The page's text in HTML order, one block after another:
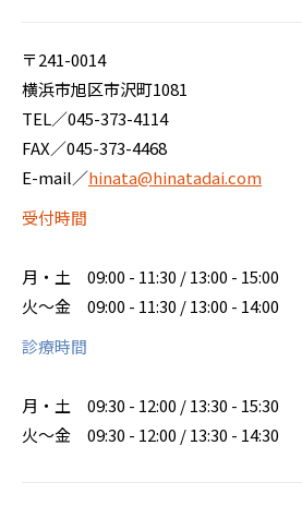
〒241-0014
横浜市旭区市沢町1081
TEL／045-373-4114
FAX／045-373-4468
E-mail／hinata@hinatadai.com
受付時間
月・土
09:00 - 11:30 / 13:00 - 15:00
火～金
09:00 - 11:30 / 13:00 - 14:00
診療時間
月・土
09:30 - 12:00 / 13:30 - 15:30
火～金
09:30 - 12:00 / 13:30 - 14:30